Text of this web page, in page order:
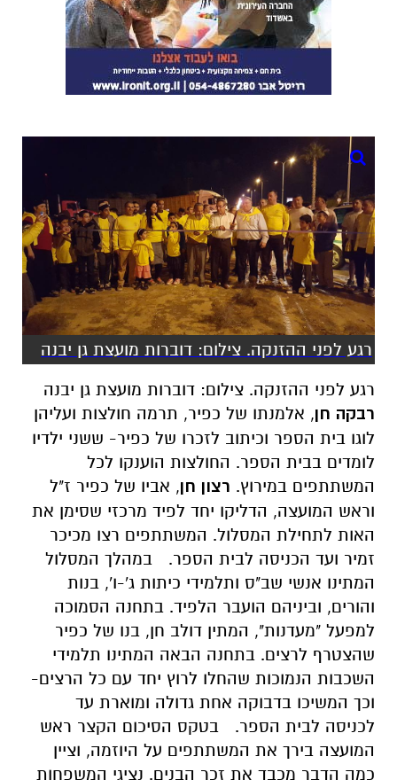
רגע לפני ההזנקה. צילום: דוברות מועצת גן יבנה
רגע לפני ההזנקה. צילום: דוברות מועצת גן יבנה
רבקה חן, אלמנתו של כפיר, תרמה חולצות ועליהן
לוגו בית הספר וכיתוב לזכרו של כפיר- ששני ילדיו
לומדים בבית הספר. החולצות הוענקו לכל
המשתתפים במירוץ. רצון חן, אביו של כפיר ז"ל
וראש המועצה, הדליקו יחד לפיד מרכזי שסימן את
האות לתחילת המסלול. המשתתפים רצו מכיכר
זמיר ועד הכניסה לבית הספר.
במהלך המסלול
המתינו אנשי שב"ס ותלמידי כיתות ג'-ו', בנות
והורים, וביניהם הועבר הלפיד. בתחנה הסמוכה
למפעל "מעדנות", המתין דולב חן, בנו של כפיר
שהצטרף לרצים. בתחנה הבאה המתינו תלמידי
השכבות הנמוכות שהחלו לרוץ יחד עם כל הרצים-
וכך המשיכו בדבוקה אחת גדולה ומוארת עד
לכניסה לבית הספר.
בטקס הסיכום הקצר ראש
המועצה בירך את המשתתפים על היוזמה, וציין
כמה הדבר מכבד את זכר הבנים. נציגי המשפחות